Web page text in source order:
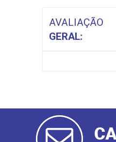
AVALIAÇÃO
GERAL:
CADASTRAR
E-MAIL